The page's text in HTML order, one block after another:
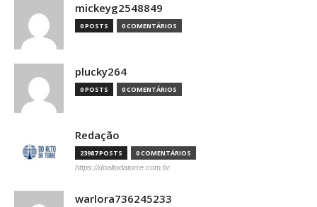
mickeyg2548849
0 POSTS 0 COMENTÁRIOS
plucky264
0 POSTS 0 COMENTÁRIOS
Redação
23987 POSTS 0 COMENTÁRIOS
https://doaltodatorre.com.br
warlora736245233